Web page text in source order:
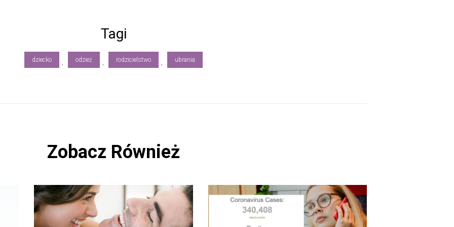
Tagi
dziecko , odzież , rodzicielstwo , ubrania
Zobacz Również